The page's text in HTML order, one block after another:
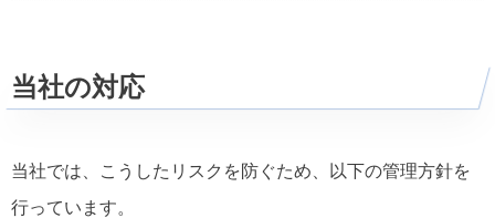
当社の対応
当社では、こうしたリスクを防ぐため、以下の管理方針を
行っています。